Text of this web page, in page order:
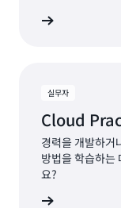
실무자
Cloud
경력을 개발하거
방법을 학습하는
요?